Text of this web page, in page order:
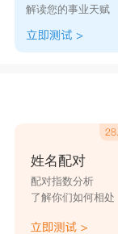
解读您的事业天赋
姓名配对
配对指数分析
了解你们如何相处